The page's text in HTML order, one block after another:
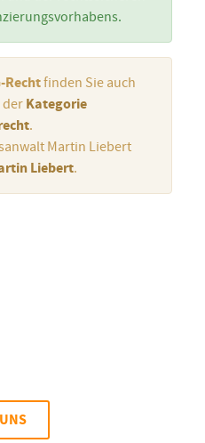
Rechtfinden Sie auch
der Kategorie
.
Martin Liebert
Liebert.